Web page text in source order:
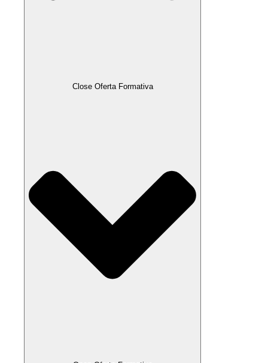
Close Oferta Formativa